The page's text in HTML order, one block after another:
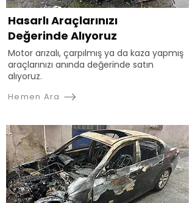
Hasarlı Araçlarınızı
Değerinde Alıyoruz
Motor arızalı, çarpılmış ya da kaza yapmış
araçlarınızı anında değerinde satın
alıyoruz.
Hemen Ara